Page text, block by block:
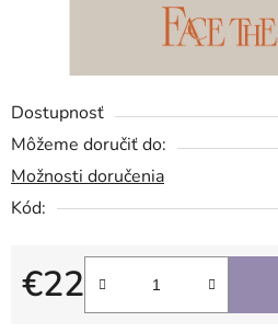
Dostupnosť
Môžeme doručiť do:
Možnosti doručenia
Kód:
€22
Jednotková cena: